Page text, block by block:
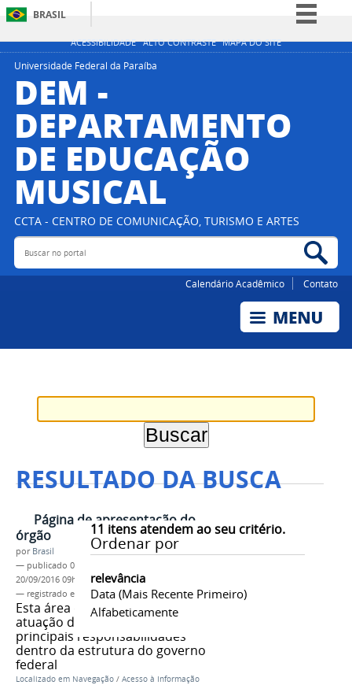
ACESSIBILIDADE ALTO CONTRASTE MAPA DO SITE
BRASIL
Simplifique!
Acesso à informação
Legislação
Canais
Universidade Federal da Paraíba
DEM -
DEPARTAMENTO
DE EDUCAÇÃO
MUSICAL
CCTA - CENTRO DE COMUNICAÇÃO, TURISMO E ARTES
Buscar no portal
Calendário Acadêmico Contato
RESULTADO DA BUSCA
11 itens atendem ao seu critério.
Ordenar por
relevância
Data (mais Recente Primeiro)
Alfabeticamente
Página de apresentação do
órgão
por Brasil
— publicado 04/06/2013
20/09/2016 09h39
— registrado em:
tag 1,tag 2 ,tag 3
Esta área deve explicar como é a
atuação do órgão, e quais suas
principais responsabilidades
dentro da estrutura do governo
federal
Localizado em Navegação / Acesso à Informação